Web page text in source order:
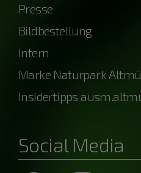
Presse
Bildbestellung
Intern
Marke Naturpark
Insidertipps
Social Media